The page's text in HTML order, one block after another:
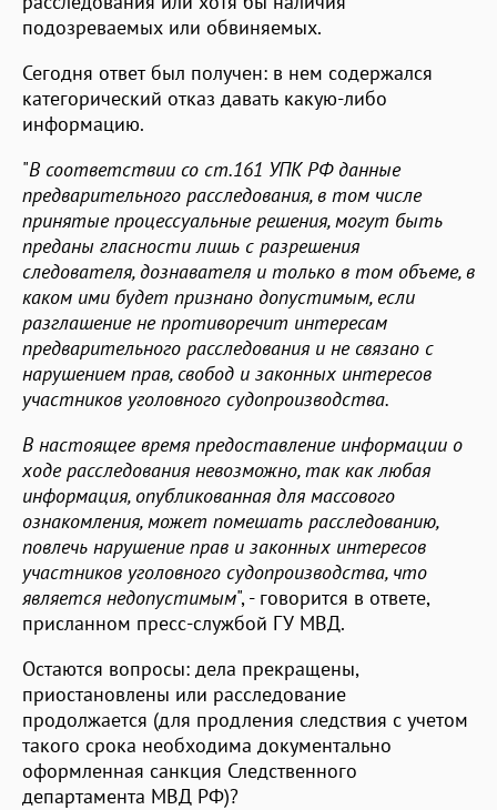
подозреваемых или обвиняемых.
Сегодня ответ был получен: в нем содержался
категорический отказ давать какую-либо
информацию.
"В соответствии со ст.161 УПК РФ данные
предварительного расследования, в том числе
принятые процессуальные решения, могут быть
преданы гласности лишь с разрешения
следователя, дознавателя и только в том объеме, в
каком ими будет признано допустимым, если
разглашение не противоречит интересам
предварительного расследования и не связано с
нарушением прав, свобод и законных интересов
участников уголовного судопроизводства.
В настоящее время предоставление информации о
ходе расследования невозможно, так как любая
информация, опубликованная для массового
ознакомления, может помешать расследованию,
повлечь нарушение прав и законных интересов
участников уголовного судопроизводства, что
является недопустимым", - говорится в ответе,
присланном пресс-службой ГУ МВД.
Остаются вопросы: дела прекращены,
приостановлены или расследование
продолжается (для продления следствия с учетом
такого срока необходима документально
оформленная санкция Следственного
департамента МВД РФ)?